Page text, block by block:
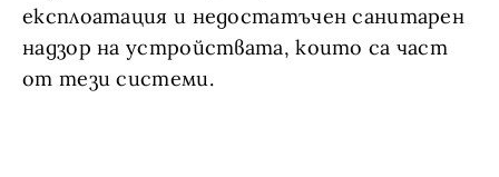
експлоатация и недостатъчен санитарен
надзор на устройствата, които са част
от тези системи.